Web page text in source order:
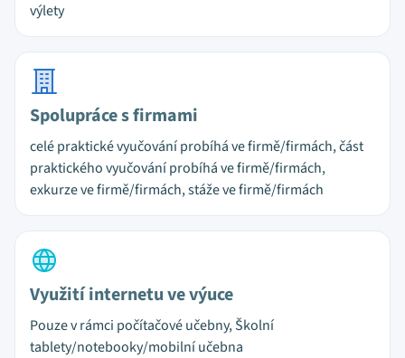
výlety
Spolupráce s firmami
celé praktické vyučování probíhá ve firmě/firmách, část
praktického vyučování probíhá ve firmě/firmách,
exkurze ve firmě/firmách, stáže ve firmě/firmách
Využití internetu ve výuce
Pouze v rámci počítačové učebny, Školní
tablety/notebooky/mobilní učebna